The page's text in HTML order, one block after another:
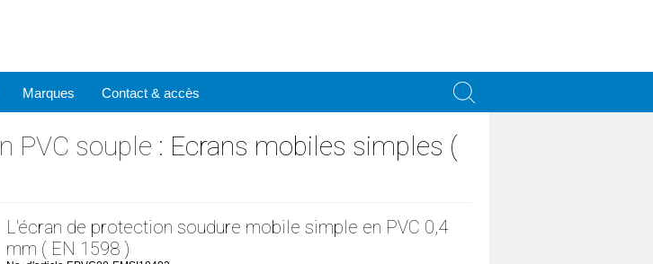
Marques Contact & accès
PVC souple : Ecrans mobiles simples (
L'écran de protection soudure mobile simple en PVC 0,4
mm ( EN 1598 )